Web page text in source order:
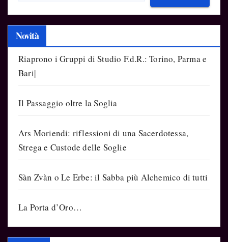
Novità
Riaprono i Gruppi di Studio F.d.R.: Torino, Parma e
Bari|
Il Passaggio oltre la Soglia
Ars Moriendi: riflessioni di una Sacerdotessa,
Strega e Custode delle Soglie
Sàn Zvàn o Le Erbe: il Sabba più Alchemico di tutti
La Porta d’Oro…